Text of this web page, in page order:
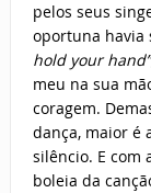
pelos seus
oportuna havia
hold your
meu na sua
coragem.
dança, maior é
silêncio. E com
boleia da